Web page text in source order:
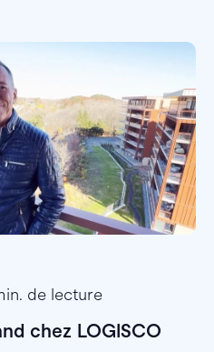
de lecture
chez LOGISCO